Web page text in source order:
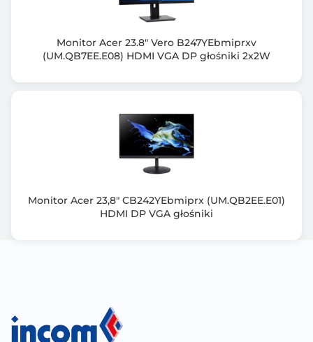
Normy spełniane przez monitor
cTUVus
Wyjście słuchawkowe
Monitor Acer 23.8" Vero B247YEbmiprxv
(UM.QB7EE.E08) HDMI VGA DP głośniki 2x2W
Monitor Acer 23,8" CB242YEbmiprx (UM.QB2EE.E01)
HDMI DP VGA głośniki